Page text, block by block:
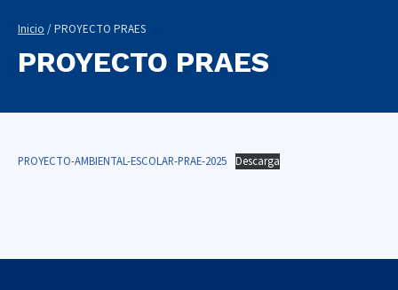
Inicio / PROYECTO PRAES
PROYECTO PRAES
PROYECTO-AMBIENTAL-ESCOLAR-PRAE-2025 Descarga